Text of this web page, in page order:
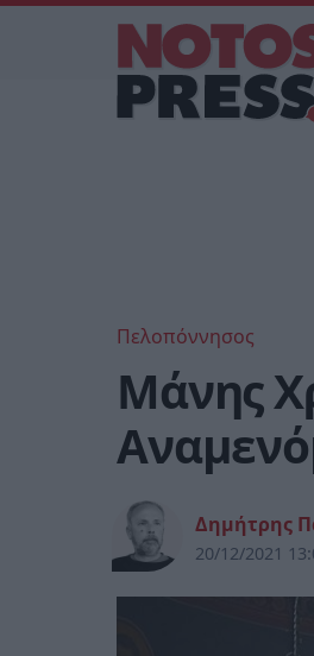
Πελοπόννησος
Μάνης
Δημήτρης
20/12/2021